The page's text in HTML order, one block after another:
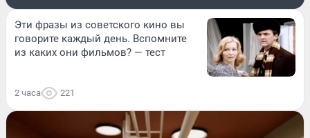
Эти фразы из советского кино вы
говорите каждый день. Вспомните
из каких они фильмов? — тест
2 часа 221